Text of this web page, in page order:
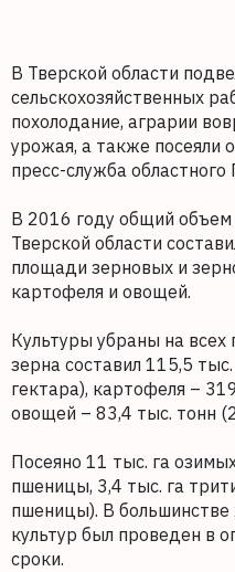
В Тверской области
сельскохозяйственных
похолодание, аграрии
урожая, а также посеяли
пресс-служба областного
В 2016 году общий
Тверской области
площади зерновых и
картофеля и овощей.
Культуры убраны на
зерна составил 115,5
гектара), картофеля –
овощей – 83,4 тыс. тонн
Посеяно 11 тыс. га
пшеницы, 3,4 тыс. га
пшеницы). В большинстве
культур был проведен в
сроки.